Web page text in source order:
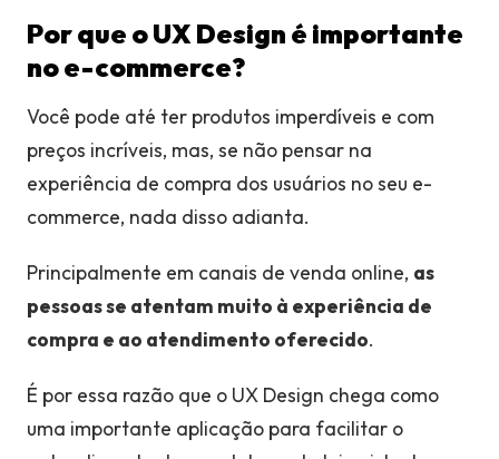
Por que o UX Design é importante
no e-commerce?
Você pode até ter produtos imperdíveis e com
preços incríveis, mas, se não pensar na
experiência de compra dos usuários no seu e-
commerce, nada disso adianta.
Principalmente em canais de venda online, as
pessoas se atentam muito à experiência de
compra e ao atendimento oferecido.
É por essa razão que o UX Design chega como
uma importante aplicação para facilitar o